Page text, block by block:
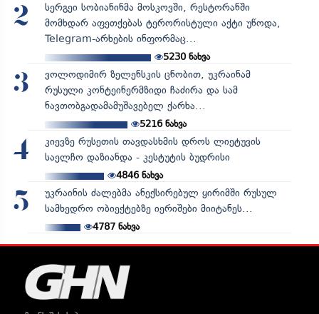
2
სერგეი სობიანინმა მოსკოვში, რესტორანში
მომხდარ აფეთქებას ტერორისტული აქტი უწოდა,
Telegram-არხების ინფორმაც...
5230ნახვა
3
ვოლოდიმირ ზელენსკის ცნობით, უკრაინამ
რუსული კონტეინერმზიდი ჩაძირა და სამ
ნავთობგადამამუშავებელ ქარხა...
5216ნახვა
4
კიევზე რუსეთის თავდასხმის დროს ლიეტუვის
საელჩო დაზიანდა - კესტუტის ბუდრისი
4846ნახვა
5
უკრაინის ძალებმა ანექსირებულ ყირიმში რუსულ
სამხედრო ობიექტებზე იერიშები მიიტანეს...
4787ნახვა